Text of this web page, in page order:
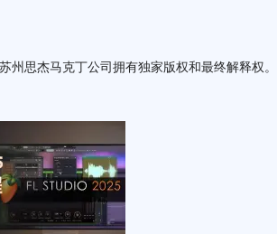
州思杰马克丁公司拥有独家版权和最终解释权。